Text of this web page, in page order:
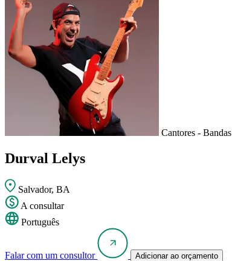
Cantores - Bandas
Durval Lelys
Salvador, BA
A consultar
Português
Falar com um consultor Adicionar ao orçamento